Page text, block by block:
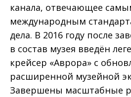
канала, отвечающее
международным
дела. В 2016 году после
в состав музея введён
крейсер «Аврора» с
расширенной музейной
Завершены масштабные